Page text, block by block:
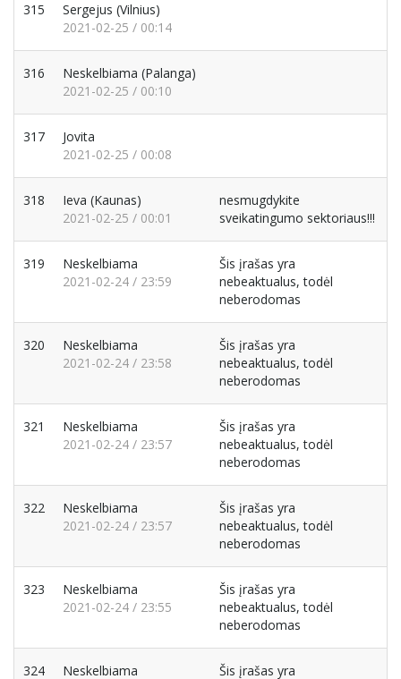
315 Sergejus (Vilnius)
2021-02-25 / 00:14
316 Neskelbiama (Palanga)
2021-02-25 / 00:10
317
Jovita
2021-02-25 / 00:08
318 Ieva (Kaunas)
2021-02-25 / 00:01
nesmugdykite
sveikatingumo sektoriaus!!!
319
Neskelbiama
2021-02-24 / 23:59
Šis įrašas yra
nebeaktualus, todėl
neberodomas
320
Neskelbiama
2021-02-24 / 23:58
Šis įrašas yra
nebeaktualus, todėl
neberodomas
321
Neskelbiama
2021-02-24 / 23:57
Šis įrašas yra
nebeaktualus, todėl
neberodomas
322
Neskelbiama
2021-02-24 / 23:57
Šis įrašas yra
nebeaktualus, todėl
neberodomas
323
Neskelbiama
2021-02-24 / 23:55
Šis įrašas yra
nebeaktualus, todėl
neberodomas
324 Neskelbiama Šis įrašas yra